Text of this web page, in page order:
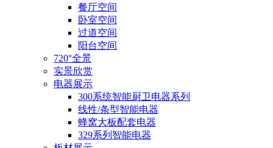
餐厅空间
卧室空间
过道空间
阳台空间
720°全景
实景欣赏
电器展示
300系统智能厨卫电器系列
线性/条型智能电器
蜂窝大板配套电器
329系列智能电器